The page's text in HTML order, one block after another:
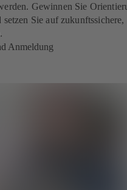
Gewinnen Sie
Sie auf zukunftssichere,
Anmeldung